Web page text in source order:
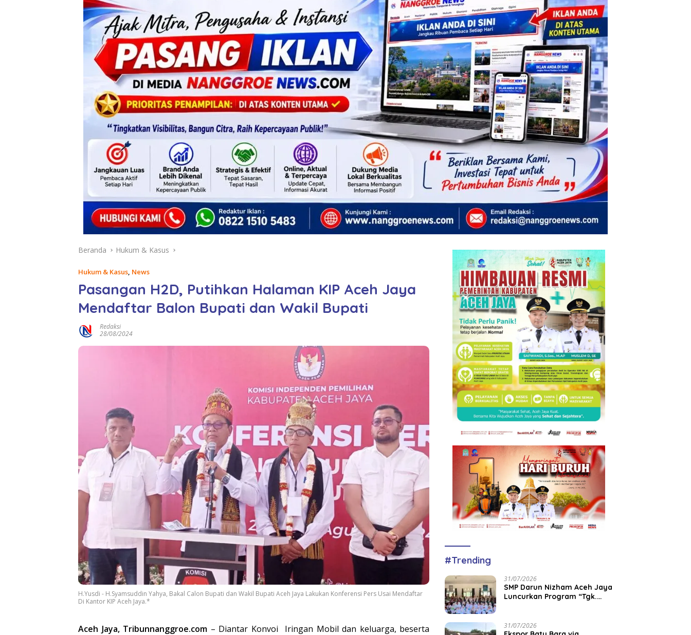
Beranda Hukum & Kasus
Hukum & Kasus, News
Pasangan H2D, Putihkan Halaman KIP Aceh Jaya
Mendaftar Balon Bupati dan Wakil Bupati
Redaksi
28/08/2024
H.Yusdi - H.Syamsuddin Yahya, Bakal Calon Bupati dan Wakil Bupati Aceh Jaya Lakukan Konferensi Pers Usai Mendaftar
Di Kantor KIP Aceh Jaya.*
Aceh Jaya, Tribunnanggroe.com – Diantar Konvoi Iringan Mobil dan keluarga, beserta
#Trending
31/07/2026
SMP Darun Nizham Aceh Jaya
Luncurkan Program “Tgk.
Siswa
31/07/2026